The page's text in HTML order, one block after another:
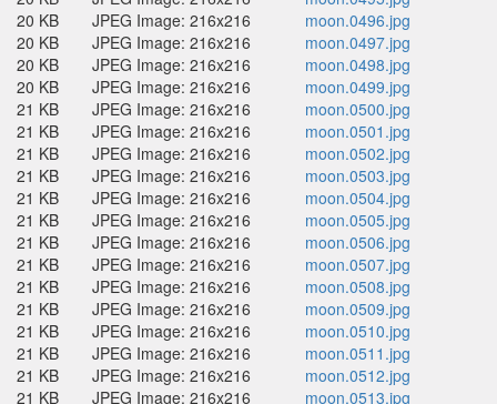
20 KB
JPEG Image: 216x216
moon.0496.jpg
20 KB
JPEG Image: 216x216
moon.0497.jpg
20 KB
JPEG Image: 216x216
moon.0498.jpg
20 KB
JPEG Image: 216x216
moon.0499.jpg
21 KB
JPEG Image: 216x216
moon.0500.jpg
21 KB
JPEG Image: 216x216
moon.0501.jpg
21 KB
JPEG Image: 216x216
moon.0502.jpg
21 KB
JPEG Image: 216x216
moon.0503.jpg
21 KB
JPEG Image: 216x216
moon.0504.jpg
21 KB
JPEG Image: 216x216
moon.0505.jpg
21 KB
JPEG Image: 216x216
moon.0506.jpg
21 KB
JPEG Image: 216x216
moon.0507.jpg
21 KB
JPEG Image: 216x216
moon.0508.jpg
21 KB
JPEG Image: 216x216
moon.0509.jpg
21 KB
JPEG Image: 216x216
moon.0510.jpg
21 KB
JPEG Image: 216x216
moon.0511.jpg
21 KB
JPEG Image: 216x216
moon.0512.jpg
21 KB
JPEG Image: 216x216 moon.0513.jpg